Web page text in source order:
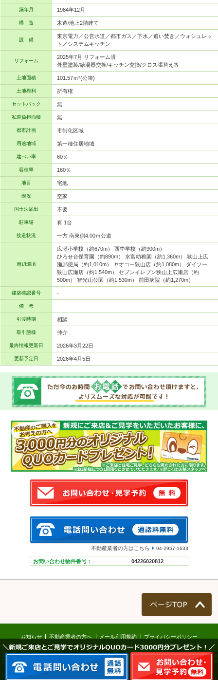
築年月 1984年12月
構 造 木造/地上2階建て
設 備
東京電力／公営水道／都市ガス／下水／追い焚き／ウォシュレッ
ト／システムキッチン
リフォーム
2025年7月 リフォーム済
外壁塗装/給湯器交換/キッチン交換/クロス張替え等
土地面積 101.57ｍ²(公簿)
土地権利 所有権
セットバック 無
私道負担面積 無
都市計画 市街化区域
用途地域 第一種住居地域
建ぺい率 60％
容積率 160％
地目 宅地
現況 空家
国土法届出 不要
駐車場 有 1台
接道状況 一方 南東側4.00ｍ公道
周辺環境
広瀬小学校（約670m） 西中学校（約900m）
ひろせ台保育園（約890m） 水富幼稚園（約1,360m） 狭山上広
瀬郵便局（約1,010m） ヤオコー狭山店（約1,080m） ダイソー
狭山広瀬店（約1,540m） セブンイレブン狭山上広瀬店（約
500m） 智光山公園（約1,530m） 前田病院（約1,270m）
建築確認番号 -
備 考
引渡時期 相談
取引態様 仲介
最終情報更新日 2026年3月22日
更新予定日 2026年4月5日
不動産業者の方はこちら 04-2957-1633
お問い合わせ物件番号： 04226020812
＼新規ご来店とご見学でオリジナルQUOカード3000円分プレゼント！／
お知らせ 不動産業者の方へ メール利用規約 プライバシーポリシー